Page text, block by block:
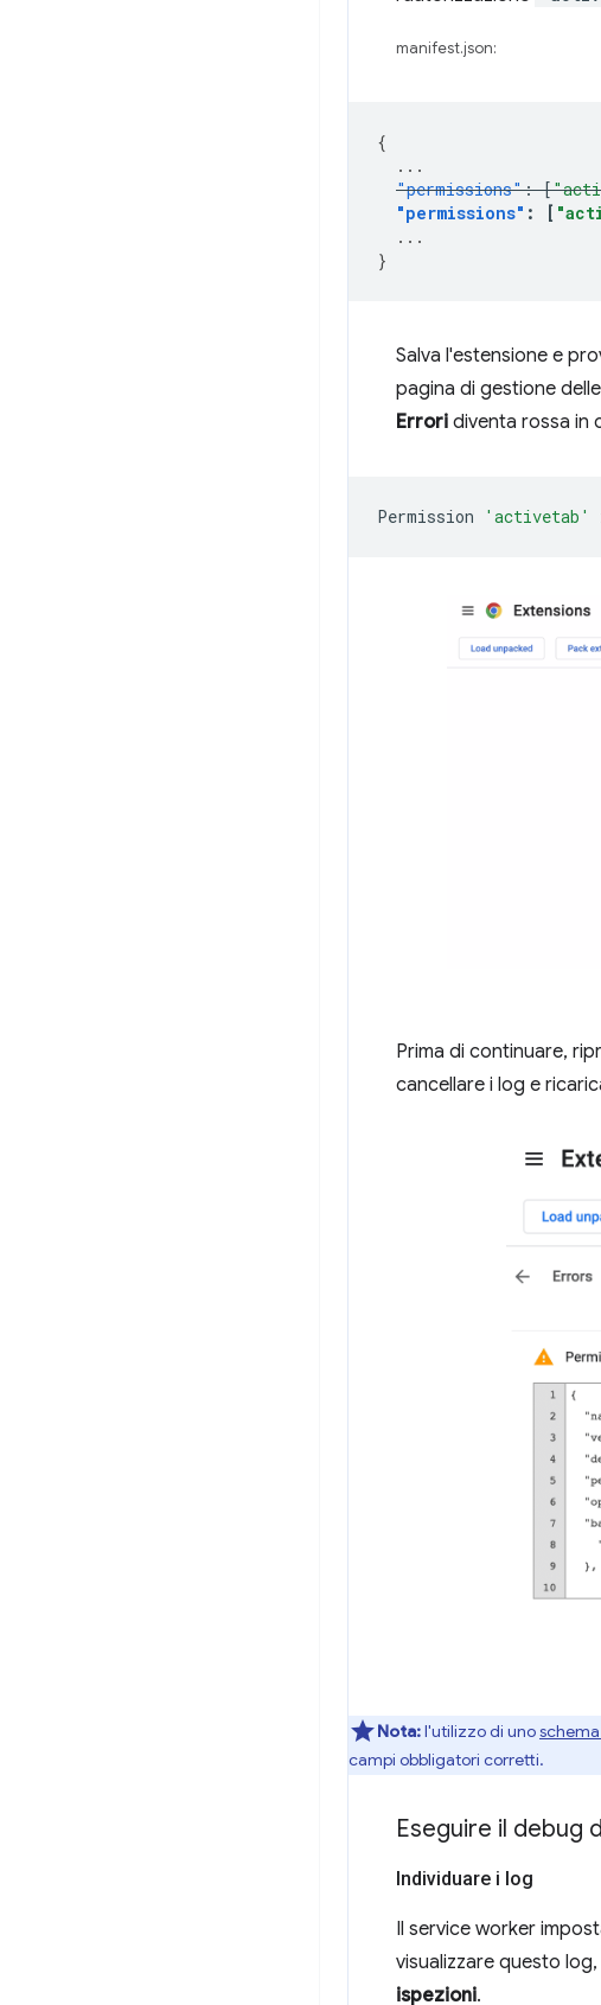
manifest.json:
{
...
"permissions": [
"permissions" : [
...
}
Salva l'estensione e
pagina di gestione
Errori diventa rossa in
Permission 'activetab'
Prima di continuare,
cancellare i log e
Nota:l'utilizzo di uno
campi obbligatori corretti.
Eseguire il debug
Individuare i log
Il service worker
visualizzare questo
ispezioni.